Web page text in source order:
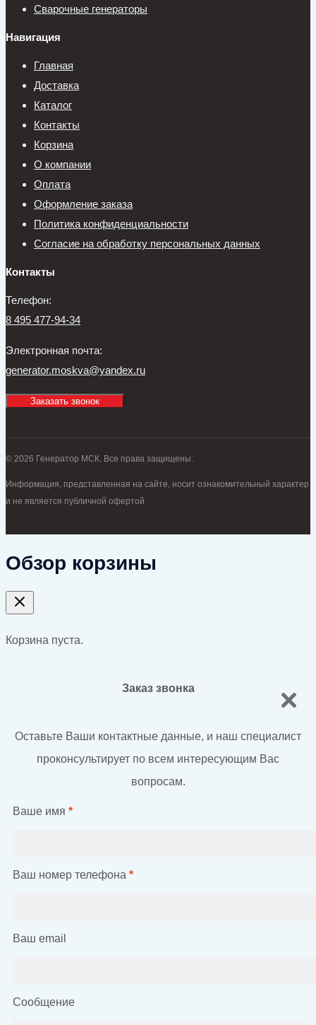
Сварочные генераторы
Навигация
Главная
Доставка
Каталог
Контакты
Корзина
О компании
Оплата
Оформление заказа
Политика конфиденциальности
Согласие на обработку персональных данных
Контакты
Телефон:
8 495 477-94-34
Электронная почта:
generator.moskva@yandex.ru
Заказать звонок
© 2026 Генератор МСК. Все права защищены.
Информация, представленная на сайте, носит ознакомительный характер
и не является публичной офертой
Обзор корзины
Корзина пуста.
Заказ звонка
Оставьте Ваши контактные данные, и наш специалист
проконсультирует по всем интересующим Вас
вопросам.
Ваше имя *
Ваш номер телефона *
Ваш email
Сообщение